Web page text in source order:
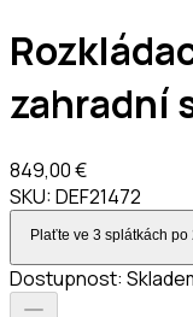
zahradní
849,00 €
SKU:DEF21472
Plaťte ve 3 splátkách po
Dostupnost: